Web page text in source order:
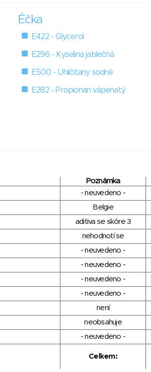
Éčka
E422 - Glycerol
E296 - Kyselina jablečná
E500 - Uhličitany sodné
E282 - Propionan vápenatý
Poznámka
- neuvedeno -
Belgie
aditiva se skóre 3
nehodnotí se
- neuvedeno -
- neuvedeno -
- neuvedeno -
- neuvedeno -
není
neobsahuje
- neuvedeno -
Celkem: